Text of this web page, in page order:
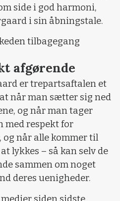
side i god harmoni,
i sin åbningstale.
tilbagegang
afgørende
er trepartsaftalen et
når man sætter sig ned
og når man tager
med respekt for
når alle kommer til
lykkes – så kan selv de
sammen om noget
deres uenigheder.
siden sidste